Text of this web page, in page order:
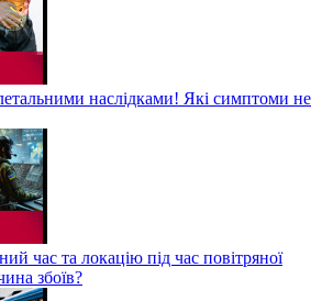
наслідками! Які симптоми не
час та локацію під час повітряної
збоїв?